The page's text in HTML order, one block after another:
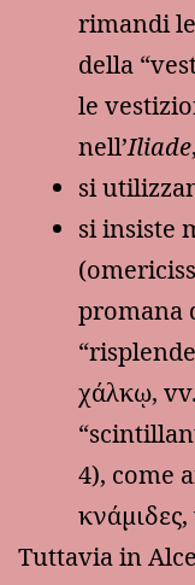
rimandi
della
le
nell’Iliade
si
si insiste
promana
χάλκῳ,
4), come
κνάμιδες,
Tuttavia in